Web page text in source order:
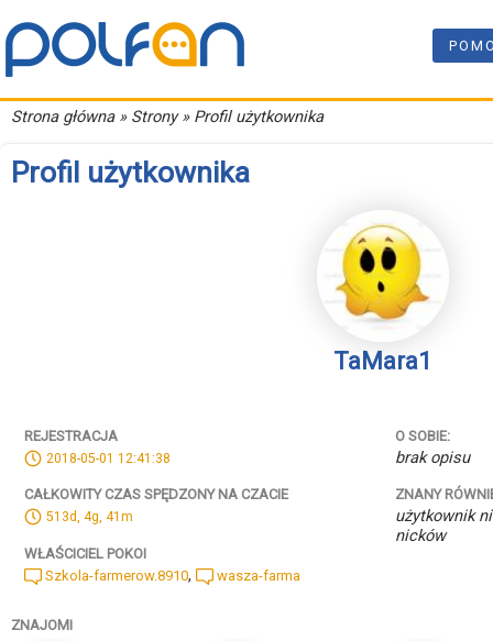
Strona główna» Strony » Profil użytkownika
Profil użytkownika
TaMara1
REJESTRACJA
2018-05-01 12:41:38
CAŁKOWITY CZAS SPĘDZONY NA CZACIE
513d, 4g, 41m
WŁAŚCICIEL POKOI
Szkola-farmerow.8910, wasza-farma
O SOBIE:
brak opisu
ZNANY
użytkownik
nicków
ZNAJOMI